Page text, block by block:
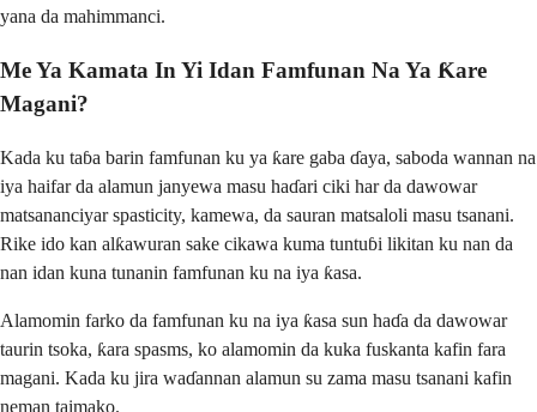
yana da mahimmanci.
Me Ya Kamata In Yi Idan Famfunan Na Ya Ƙare
Magani?
Kada ku taɓa barin famfunan ku ya ƙare gaba ɗaya, saboda wannan na
iya haifar da alamun janyewa masu haɗari ciki har da dawowar
matsananciyar spasticity, kamewa, da sauran matsaloli masu tsanani.
Rike ido kan alƙawuran sake cikawa kuma tuntuɓi likitan ku nan da
nan idan kuna tunanin famfunan ku na iya ƙasa.
Alamomin farko da famfunan ku na iya ƙasa sun haɗa da dawowar
taurin tsoka, ƙara spasms, ko alamomin da kuka fuskanta kafin fara
magani. Kada ku jira waɗannan alamun su zama masu tsanani kafin
neman taimako.